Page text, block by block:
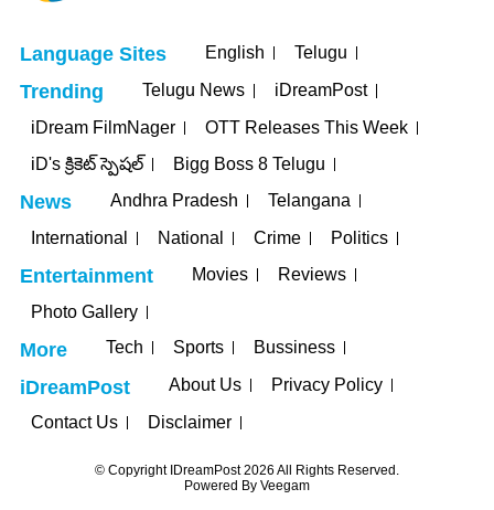
Language Sites English Telugu
Trending Telugu News
iDreamPost
iDream FilmNager
OTT Releases This Week
iD's క్రికెట్ స్పెషల్
Bigg Boss 8 Telugu
News Andhra Pradesh
Telangana
International
National Crime Politics
Entertainment Movies
Reviews
Photo Gallery
More Tech Sports Bussiness
iDreamPost About Us
Privacy Policy
Contact Us
Disclaimer
© Copyright IDreamPost 2026 All Rights Reserved.
Powered By Veegam